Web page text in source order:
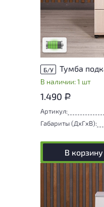
У товара
следы
удобство его
Низкая степень
Б/У
В наличии: 1 шт
1.490 Р
Артикул:
Габариты (ДxГxВ):
В корзину